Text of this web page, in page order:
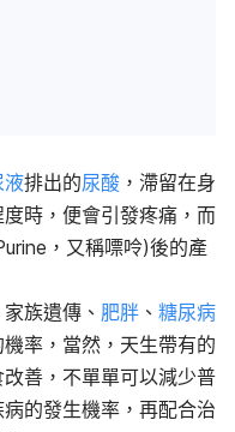
液排出的尿酸 ，滯留在身
時，便會引發疼痛，而
，又稱嘌呤)後的產
族遺傳、 肥胖 、 糖尿病
率，當然，天生帶有的
善，不單單可以減少普
的發生機率，再配合治